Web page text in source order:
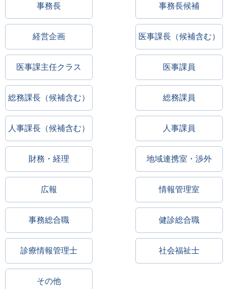
事務長 事務長候補
経営企画 医事課長（候補含む）
医事課主任クラス 医事課員
総務課長（候補含む） 総務課員
人事課長（候補含む） 人事課員
財務・経理 地域連携室・渉外
広報 情報管理室
事務総合職 健診総合職
診療情報管理士 社会福祉士
その他